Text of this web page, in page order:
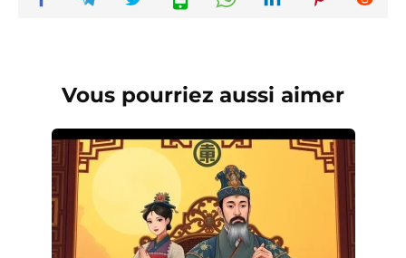
Vous pourriez aussi aimer